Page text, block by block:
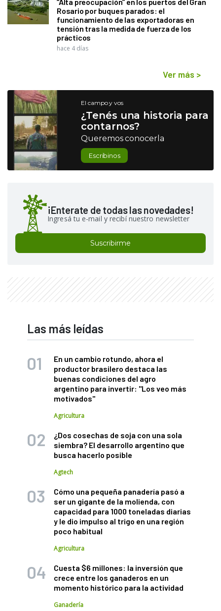
Rosario por buques parados: el
funcionamiento de las exportadoras en
tensión tras la medida de fuerza de los
prácticos
hace 4 días
Ver más >
El campo y vos
¿Tenés una historia para
contarnos?
Queremos conocerla
Escribinos
¡Enterate de todas las novedades!
Ingresá tu e-mail y recibí nuestro newsletter
Suscribirme
Las más leídas
En un cambio rotundo, ahora el
productor brasilero destaca las
buenas condiciones del agro
argentino para invertir: "Los veo más
motivados"
Agricultura
¿Dos cosechas de soja con una sola
siembra? El desarrollo argentino que
busca hacerlo posible
Agtech
Cómo una pequeña panadería pasó a
ser un gigante de la molienda, con
capacidad para 1000 toneladas diarias
y le dio impulso al trigo en una región
poco habitual
Agricultura
Cuesta $6 millones: la inversión que
crece entre los ganaderos en un
momento histórico para la actividad
Ganadería